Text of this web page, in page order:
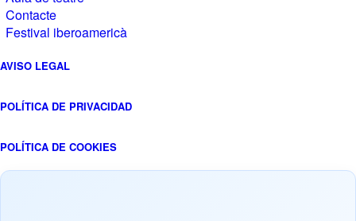
Contacte
Festival iberoamericà
AVISO LEGAL
POLÍTICA DE PRIVACIDAD
POLÍTICA DE COOKIES